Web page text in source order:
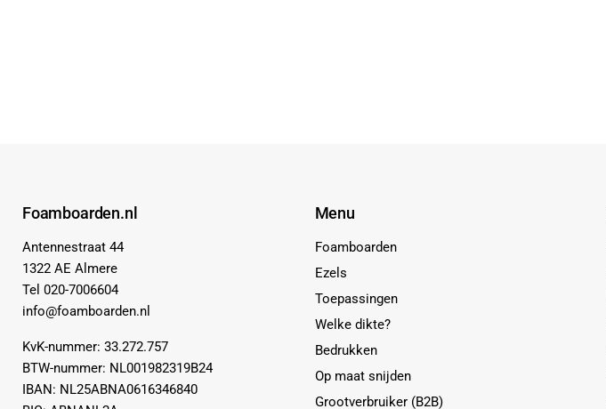
Foamboarden.nl
Antennestraat 44
1322 AE Almere
Tel 020-7006604
info@foamboarden.nl
KvK-nummer: 33.272.757
BTW-nummer: NL001982319B24
IBAN: NL25ABNA0616346840
Menu
Foamboarden
Ezels
Toepassingen
Welke dikte?
Bedrukken
Op maat snijden
Grootverbruiker (B2B)